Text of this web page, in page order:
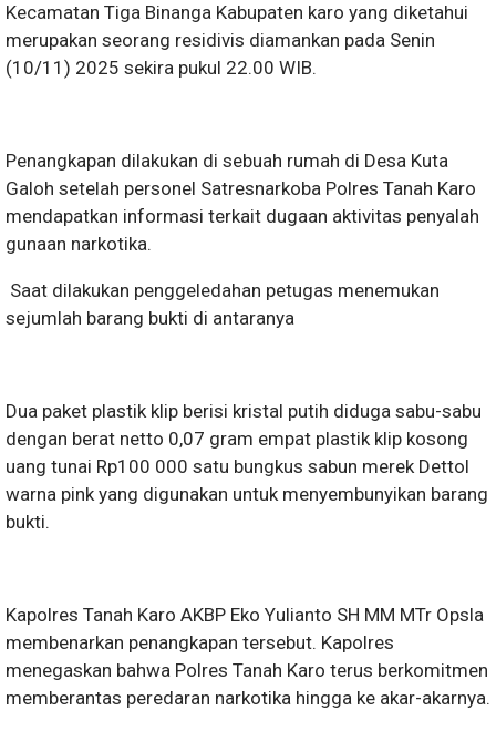
Kecamatan Tiga Binanga Kabupaten karo yang diketahui
merupakan seorang residivis diamankan pada Senin
(10/11) 2025 sekira pukul 22.00 WIB.
Penangkapan dilakukan di sebuah rumah di Desa Kuta
Galoh setelah personel Satresnarkoba Polres Tanah Karo
mendapatkan informasi terkait dugaan aktivitas penyalah
gunaan narkotika.
Saat dilakukan penggeledahan petugas menemukan
sejumlah barang bukti di antaranya
Dua paket plastik klip berisi kristal putih diduga sabu-sabu
dengan berat netto 0,07 gram empat plastik klip kosong
uang tunai Rp100 000 satu bungkus sabun merek Dettol
warna pink yang digunakan untuk menyembunyikan barang
bukti.
Kapolres Tanah Karo AKBP Eko Yulianto SH MM MTr Opsla
membenarkan penangkapan tersebut. Kapolres
menegaskan bahwa Polres Tanah Karo terus berkomitmen
memberantas peredaran narkotika hingga ke akar-akarnya.